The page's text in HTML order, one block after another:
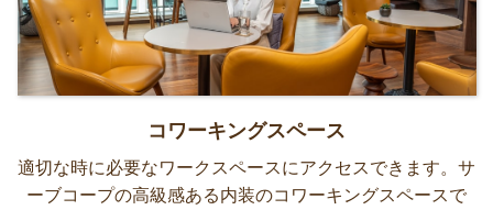
コワーキングスペース
適切な時に必要なワークスペースにアクセスできます。サ
ーブコープの高級感ある内装のコワーキングスペースで